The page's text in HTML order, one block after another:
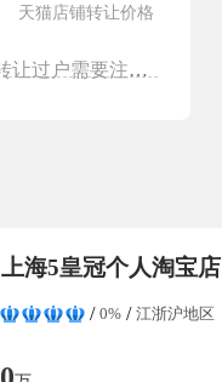
天猫店铺转让价格
户需要注意什么？
上海5皇冠个人淘宝店铺转让/买卖，保证金无需退还，粉丝数量较高，协议变更配合过户
0% 江浙沪地区